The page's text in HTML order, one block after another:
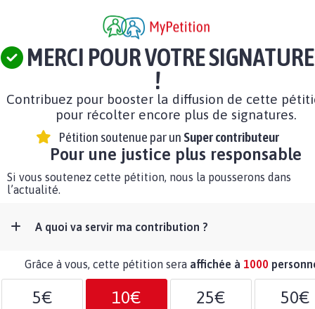
MERCI POUR VOTRE SIGNATURE
!
Contribuez pour booster la diffusion de cette
pour récolter encore plus de signatures.
Pétition soutenue par un Super contributeur
Pour une justice plus responsable
Si vous soutenez cette pétition, nous la pousserons dans
l’actualité.
A quoi va servir ma contribution ?
Grâce à vous, cette pétition sera affichée à 1000
5€ 10€ 25€ 50€